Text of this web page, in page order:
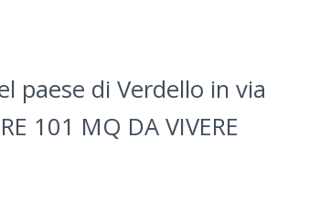
paese di Verdello in via
101 MQ DA VIVERE